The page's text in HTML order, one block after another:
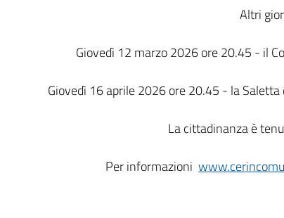
Altri
Giovedì 12 marzo 2026 ore 20.45 - il
Giovedì 16 aprile 2026 ore 20.45 - la
La cittadinanza è
Per informazioni